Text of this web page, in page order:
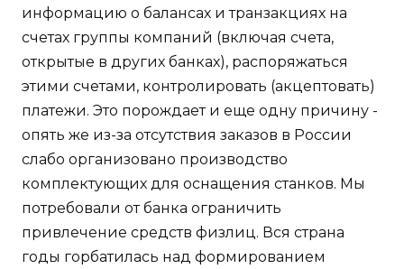
информацию о балансах и транзакциях на
счетах группы компаний (включая счета,
открытые в других банках), распоряжаться
этими счетами, контролировать (акцептовать)
платежи. Это порождает и еще одну причину -
опять же из-за отсутствия заказов в России
слабо организовано производство
комплектующих для оснащения станков. Мы
потребовали от банка ограничить
привлечение средств физлиц. Вся страна
годы горбатилась над формированием